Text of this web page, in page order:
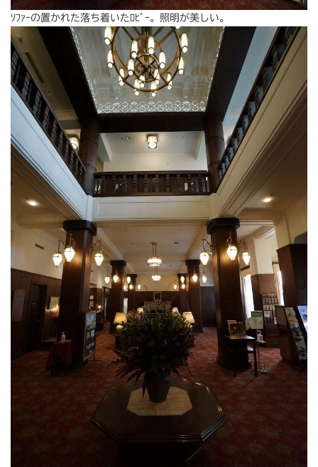
ｿﾌｧｰの置かれた落ち着いたﾛﾋﾞｰ。照明が美しい。